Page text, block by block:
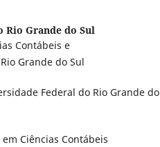
Rio Grande do Sul
Contábeis e
Grande do Sul
Federal do Rio Grande do
Ciências Contábeis